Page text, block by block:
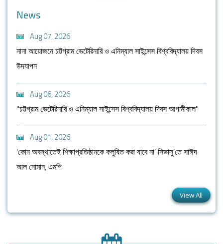
News
Aug 07, 2026
নানা আয়োজনে চট্টগ্রাম ভেটেরিনারি ও এনিম্যাল সাইন্সেস বিশ্ববিদ্যালয় দিবস
উদযাপন
Aug 06, 2026
"চট্টগ্রাম ভেটেরিনারি ও এনিম্যাল সাইন্সেস বিশ্ববিদ্যালয় দিবস আগামীকাল"
Aug 01, 2026
‘কোন অবস্থাতেই শিক্ষাপ্রতিষ্ঠানকে কলুষিত করা যাবে না’ সিভাসু’তে সাঈদ
আল নোমান, এমপি
View All